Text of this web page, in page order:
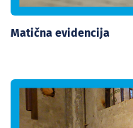
Matična evidencija